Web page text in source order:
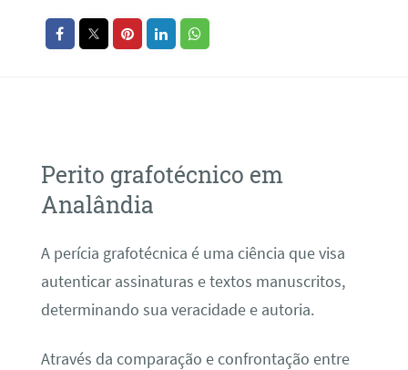
Perito grafotécnico em
Analândia
A perícia grafotécnica é uma ciência que visa
autenticar assinaturas e textos manuscritos,
determinando sua veracidade e autoria.
Através da comparação e confrontação entre